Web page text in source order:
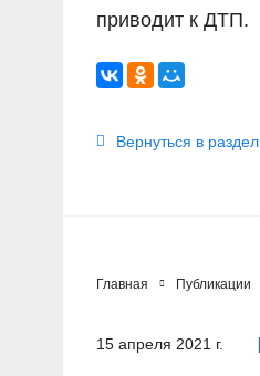
приводит к ДТП.
Вернуться в раздел
Главная Публикации
15 апреля 2021 г.